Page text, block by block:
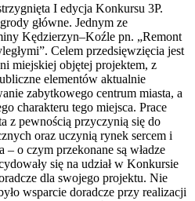
I edycja Konkursu 3P.
główne. Jednym ze
Kędzierzyn–Koźle pn. „Remont
Celem przedsięwzięcia jest
miejskiej objętej projektem, z
elementów aktualnie
zabytkowego centrum miasta, a
charakteru tego miejsca. Prace
z pewnością przyczynią się do
oraz uczynią rynek sercem i
o czym przekonane są władze
się na udział w Konkursie
dla swojego projektu. Nie
wsparcie doradcze przy realizacji